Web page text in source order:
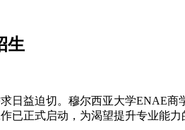
生
日益迫切。穆尔西亚大学ENAE
已正式启动，为渴望提升专业能力